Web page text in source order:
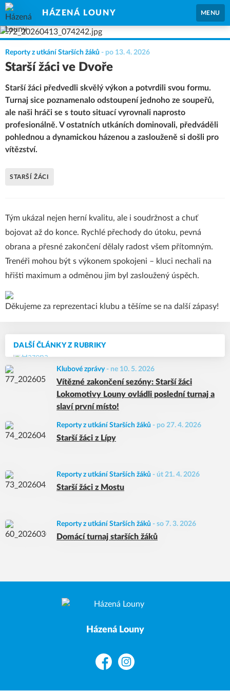
HÁZENÁ LOUNY MENU
DALŠÍ ČLÁNKY Z RUBRIKY
Klubové zprávy- ne 10. 5. 2026
Vítězné zakončení sezóny: Starší žáci
Lokomotivy Louny ovládli poslední turnaj a
slaví první místo!
Reporty z utkání Starších žáků - po 27. 4. 2026
Starší žáci z Lípy
Reporty z utkání Starších žáků - út 21. 4. 2026
Starší žáci z Mostu
Reporty z utkání Starších žáků - so 7. 3. 2026
Domácí turnaj starších žáků
Reporty z utkání Starších žáků - po 13. 4. 2026
Starší žáci ve Dvoře
Starší žáci předvedli skvělý výkon a potvrdili svou formu.
Turnaj sice poznamenalo odstoupení jednoho ze soupeřů,
ale naši hráči se s touto situací vyrovnali naprosto
profesionálně. V ostatních utkáních dominovali, předváděli
pohlednou a dynamickou házenou a zaslouženě si došli pro
vítězství.
STARŠÍ ŽÁCI
Tým ukázal nejen herní kvalitu, ale i soudržnost a chuť
bojovat až do konce. Rychlé přechody do útoku, pevná
obrana a přesné zakončení dělaly radost všem přítomným.
Trenéři mohou být s výkonem spokojeni – kluci nechali na
hřišti maximum a odměnou jim byl zasloužený úspěch.
Děkujeme za reprezentaci klubu a těšíme se na další zápasy!
Házená Louny
FacebookInstagram